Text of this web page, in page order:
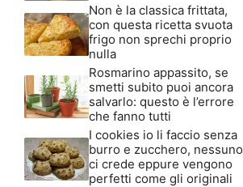
Non è la classica frittata,
con questa ricetta svuota
frigo non sprechi proprio
nulla
Rosmarino appassito, se
smetti subito puoi ancora
salvarlo: questo è l’errore
che fanno tutti
I cookies io li faccio senza
burro e zucchero, nessuno
ci crede eppure vengono
perfetti come gli originali